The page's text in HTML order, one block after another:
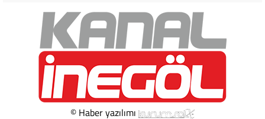
© Haber yazılımı